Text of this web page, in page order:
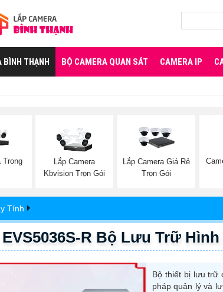
BÌNH THẠNH BỘ CAMERA QUAN SÁT CAMERA IP
Trong
Lắp Camera
Kbvision Trọn Gói
Lắp Camera Giá Rẻ
Trọn Gói
Tính
R Bộ Lưu Trữ
Bộ thiết bị lưu trữ
pháp quản lý và